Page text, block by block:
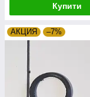
Купити
АКЦИЯ –7%